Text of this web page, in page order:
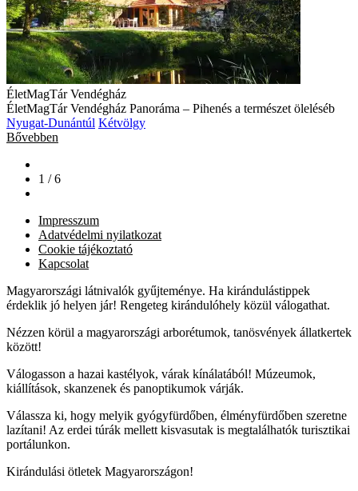
ÉletMagTár Vendégház
ÉletMagTár Vendégház Panoráma – Pihenés a természet öleléséb
Nyugat-Dunántúl Kétvölgy
Bővebben
1 / 6
Impresszum
Adatvédelmi nyilatkozat
Cookie tájékoztató
Kapcsolat
Magyarországi látnivalók gyűjteménye. Ha kirándulástippek
érdeklik jó helyen jár! Rengeteg kirándulóhely közül válogathat.
Nézzen körül a magyarországi arborétumok, tanösvények állatkertek
között!
Válogasson a hazai kastélyok, várak kínálatából! Múzeumok,
kiállítások, skanzenek és panoptikumok várják.
Válassza ki, hogy melyik gyógyfürdőben, élményfürdőben szeretne
lazítani! Az erdei túrák mellett kisvasutak is megtalálhatók turisztikai
portálunkon.
Kirándulási ötletek Magyarországon!